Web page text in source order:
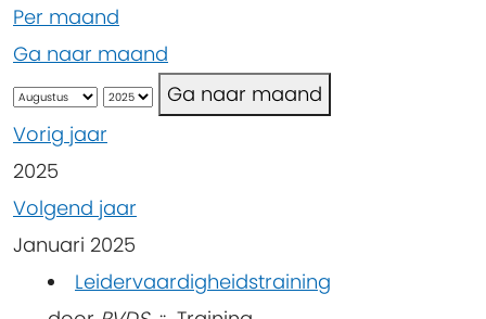
Per maand
Ga naar maand
Ga naar maand
Vorig jaar
2025
Volgend jaar
Januari 2025
Leidervaardigheidstraining